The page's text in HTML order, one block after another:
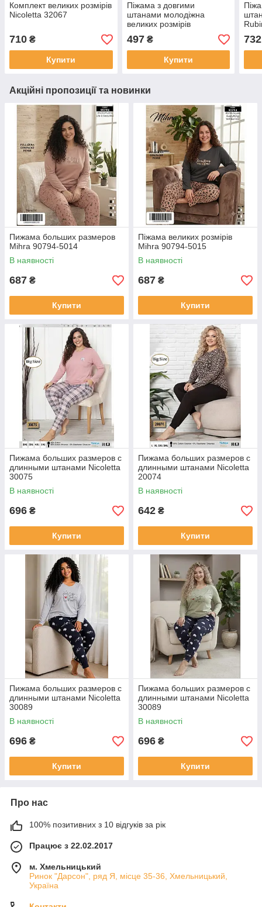
Комплект великих розмірів
Nicoletta 32067
710 ₴
Купити
Піжама з довгими
штанами молодіжна
великих розмірів
497₴
Купити
732
Акційні пропозиції та новинки
Пижама больших размеров
Mihra 90794-5014
В наявності
687 ₴
Купити
Піжама великих розмірів
Mihra 90794-5015
В наявності
687 ₴
Купити
Пижама больших размеров с
длинными штанами Nicoletta
30075
В наявності
696 ₴
Купити
Пижама больших размеров с
длинными штанами Nicoletta
20074
В наявності
642 ₴
Купити
Пижама больших размеров с
длинными штанами Nicoletta
30089
В наявності
696 ₴
Купити
Пижама больших размеров с
длинными штанами Nicoletta
30089
В наявності
696 ₴
Купити
Про нас
100% позитивних з 10 відгуків за рік
Працює з 22.02.2017
м. Хмельницький
Ринок "Дарсон", ряд Я, місце 35-36, Хмельницький,
Україна